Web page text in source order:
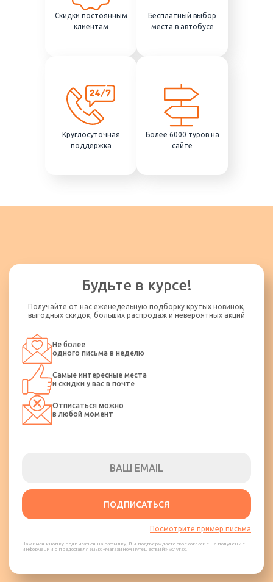
Скидки постоянным
клиентам
Бесплатный выбор
места в автобусе
Круглосуточная
поддержка
Более 6000 туров на
сайте
Будьте в курсе!
Получайте от нас еженедельную подборку крутых новинок,
выгодных скидок, больших распродаж и невероятных акций
Не более
одного письма в неделю
Самые интересные места
и скидки у вас в почте
Отписаться можно
в любой момент
ПОДПИСАТЬСЯ
Посмотрите пример письма
Нажимая кнопку подписаться на рассылку, Вы подтверждаете свое согласие на получение
информации о предоставляемых «Магазином Путешествий» услугах.